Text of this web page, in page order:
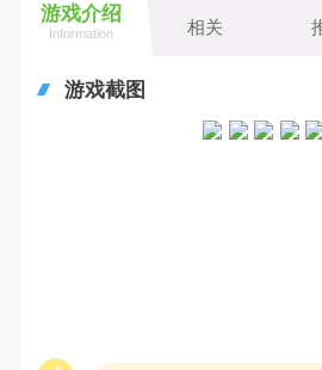
游戏介绍
Information 相关
游戏截图